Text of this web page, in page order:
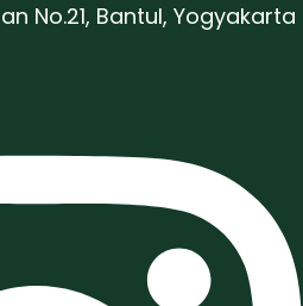
No.21, Bantul, Yogyakarta